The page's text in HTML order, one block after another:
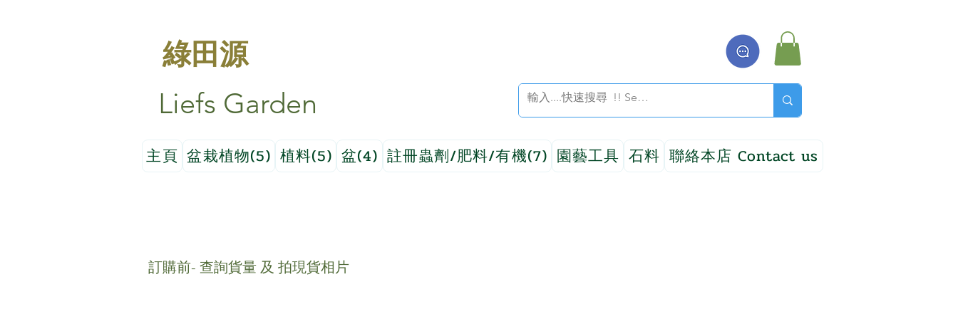
綠田源
Liefs Garden
主頁 盆栽植物(5) 植料(5) 盆(4) 註冊蟲劑/肥料/有機(7) 園藝工具 石料 聯絡本店 Contact us
訂購前- 查詢貨量 及 拍現貨相片